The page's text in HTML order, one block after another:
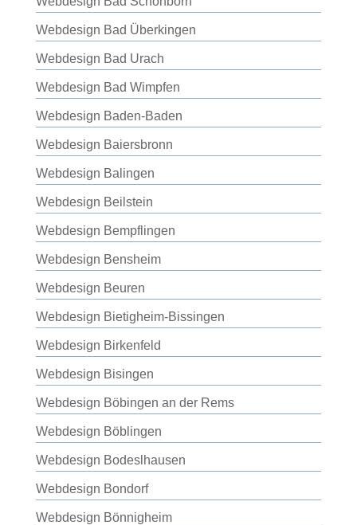
Webdesign Bad Überkingen
Webdesign Bad Urach
Webdesign Bad Wimpfen
Webdesign Baden-Baden
Webdesign Baiersbronn
Webdesign Balingen
Webdesign Beilstein
Webdesign Bempflingen
Webdesign Bensheim
Webdesign Beuren
Webdesign Bietigheim-Bissingen
Webdesign Birkenfeld
Webdesign Bisingen
Webdesign Böbingen an der Rems
Webdesign Böblingen
Webdesign Bodeslhausen
Webdesign Bondorf
Webdesign Bönnigheim